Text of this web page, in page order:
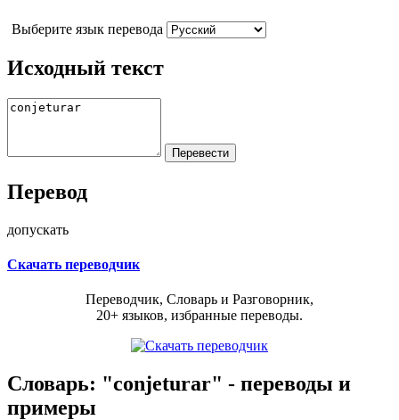
Выберите язык перевода
Исходный текст
Перевод
допускать
Скачать переводчик
Переводчик, Словарь и Разговорник,
20+ языков, избранные переводы.
Словарь: "conjeturar" - переводы и
примеры